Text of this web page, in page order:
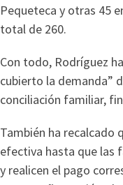
Pequeteca y otras 45
total de 260.
Con todo, Rodríguez
cubierto la demanda”
conciliación familiar,
También ha recalcado
efectiva hasta que las
y realicen el pago